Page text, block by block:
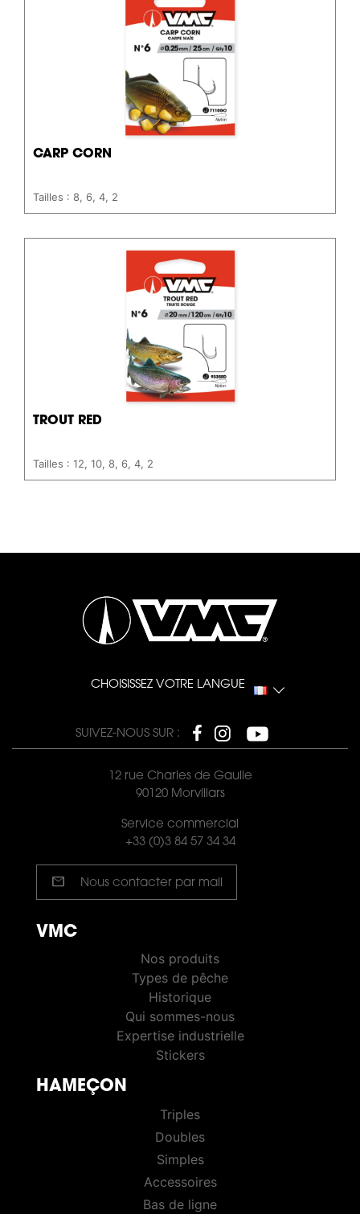
CARP CORN
Tailles : 8, 6, 4, 2
TROUT RED
Tailles : 12, 10, 8, 6, 4, 2
CHOISISSEZ VOTRE LANGUE
SUIVEZ-NOUS SUR :
12 rue Charles de Gaulle
90120 Morvillars
Service commercial
+33 (0)3 84 57 34 34
mail Nous contacter par mail
VMC
Nos produits
Types de pêche
Historique
Qui sommes-nous
Expertise industrielle
Stickers
HAMEÇON
Triples
Doubles
Simples
Accessoires
Bas de ligne